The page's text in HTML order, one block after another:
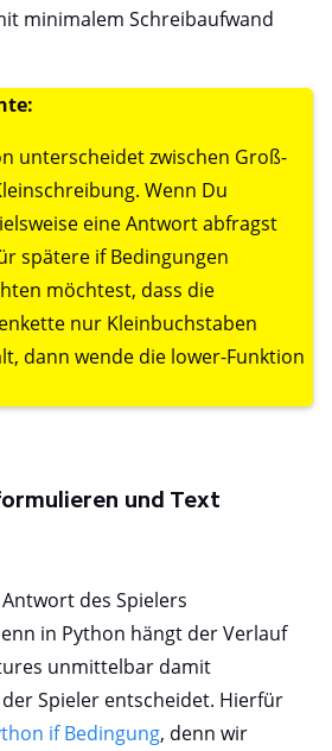
minimalem Schreibaufwand
unterscheidet zwischen Groß-
Wenn Du
eine Antwort abfragst
spätere if Bedingungen
möchtest, dass die
nur Kleinbuchstaben
dann wende die lower-Funktion
und Text
des Spielers
in Python hängt der Verlauf
unmittelbar damit
Spieler entscheidet. Hierfür
if Bedingung, denn wir